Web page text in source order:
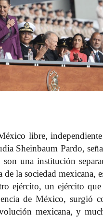
libre,
Sheinbaum Pardo,
una institución
la sociedad mexicana,
ejército, un ejército
de México, surgió
mexicana, y